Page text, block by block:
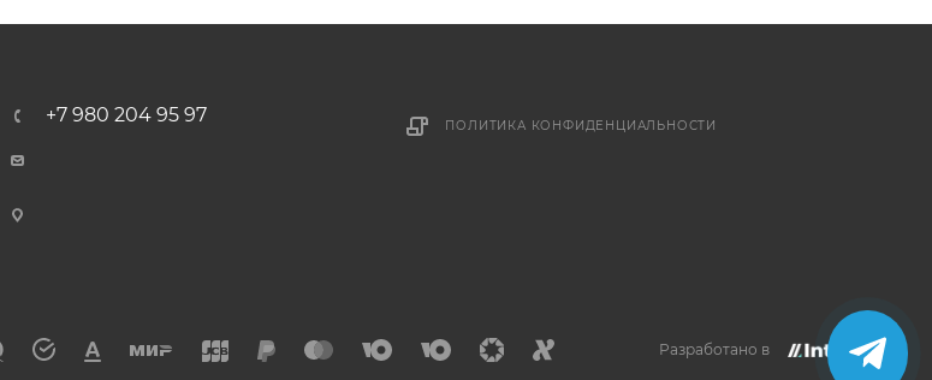
+7 980 204 95 97 ПОЛИТИКА КОНФИДЕНЦИАЛЬНОСТИ
Разработано в
Получите ответ прямо